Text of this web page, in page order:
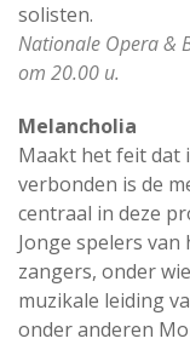
solisten.
Nationale Opera &
om 20.00 u.
Melancholia
Maakt het feit dat
verbonden is de
centraal in deze
Jonge spelers
zangers, onder
muzikale leiding
onder anderen